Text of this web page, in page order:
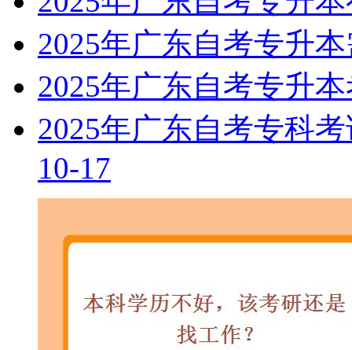
2025年广东自考专升
2025年广东自考专升
2025年广东自考专科
10-17